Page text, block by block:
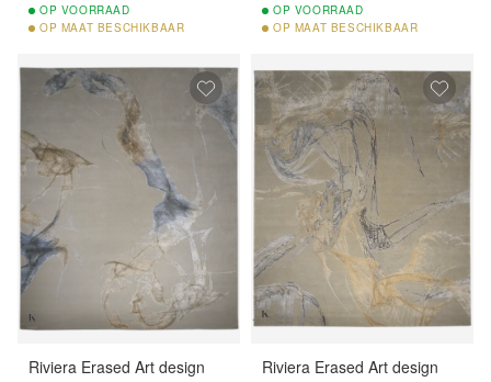
OP VOORRAAD
OP MAAT BESCHIKBAAR
OP VOORRAAD
OP MAAT BESCHIKBAAR
Riviera Erased Art design
Riviera Erased Art design